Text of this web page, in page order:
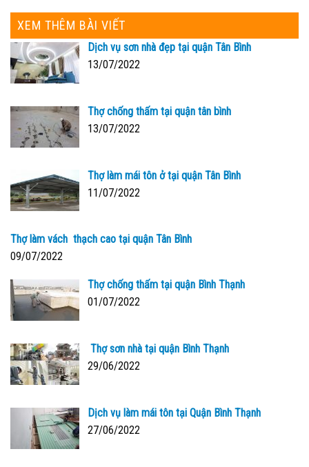
XEM THÊM BÀI VIẾT
Dịch vụ sơn nhà đẹp tại quận Tân Bình
13/07/2022
Thợ chống thấm tại quận tân bình
13/07/2022
Thợ làm mái tôn ở tại quận Tân Bình
11/07/2022
Thợ làm vách thạch cao tại quận Tân Bình
09/07/2022
Thợ chống thấm tại quận Bình Thạnh
01/07/2022
Thợ sơn nhà tại quận Bình Thạnh
29/06/2022
Dịch vụ làm mái tôn tại Quận Bình Thạnh
27/06/2022